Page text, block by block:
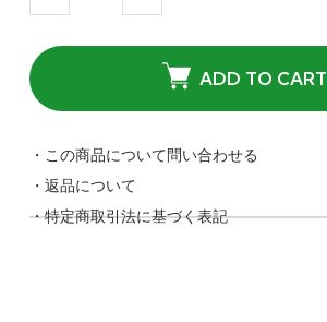
ADD TO CART
・この商品について問い合わせる
・返品について
・特定商取引法に基づく表記
柄A（グリーン系）
在庫：1
38